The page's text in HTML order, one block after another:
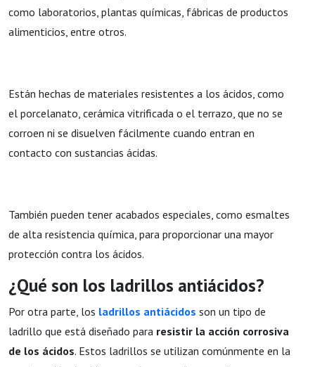
como laboratorios, plantas químicas, fábricas de productos
alimenticios, entre otros.
Están hechas de materiales resistentes a los ácidos, como
el porcelanato, cerámica vitrificada o el terrazo, que no se
corroen ni se disuelven fácilmente cuando entran en
contacto con sustancias ácidas.
También pueden tener acabados especiales, como esmaltes
de alta resistencia química, para proporcionar una mayor
protección contra los ácidos.
¿Qué son los ladrillos antiácidos?
Por otra parte, los ladrillos antiácidos son un tipo de
ladrillo que está diseñado para resistir la acción corrosiva
de los ácidos. Estos ladrillos se utilizan comúnmente en la